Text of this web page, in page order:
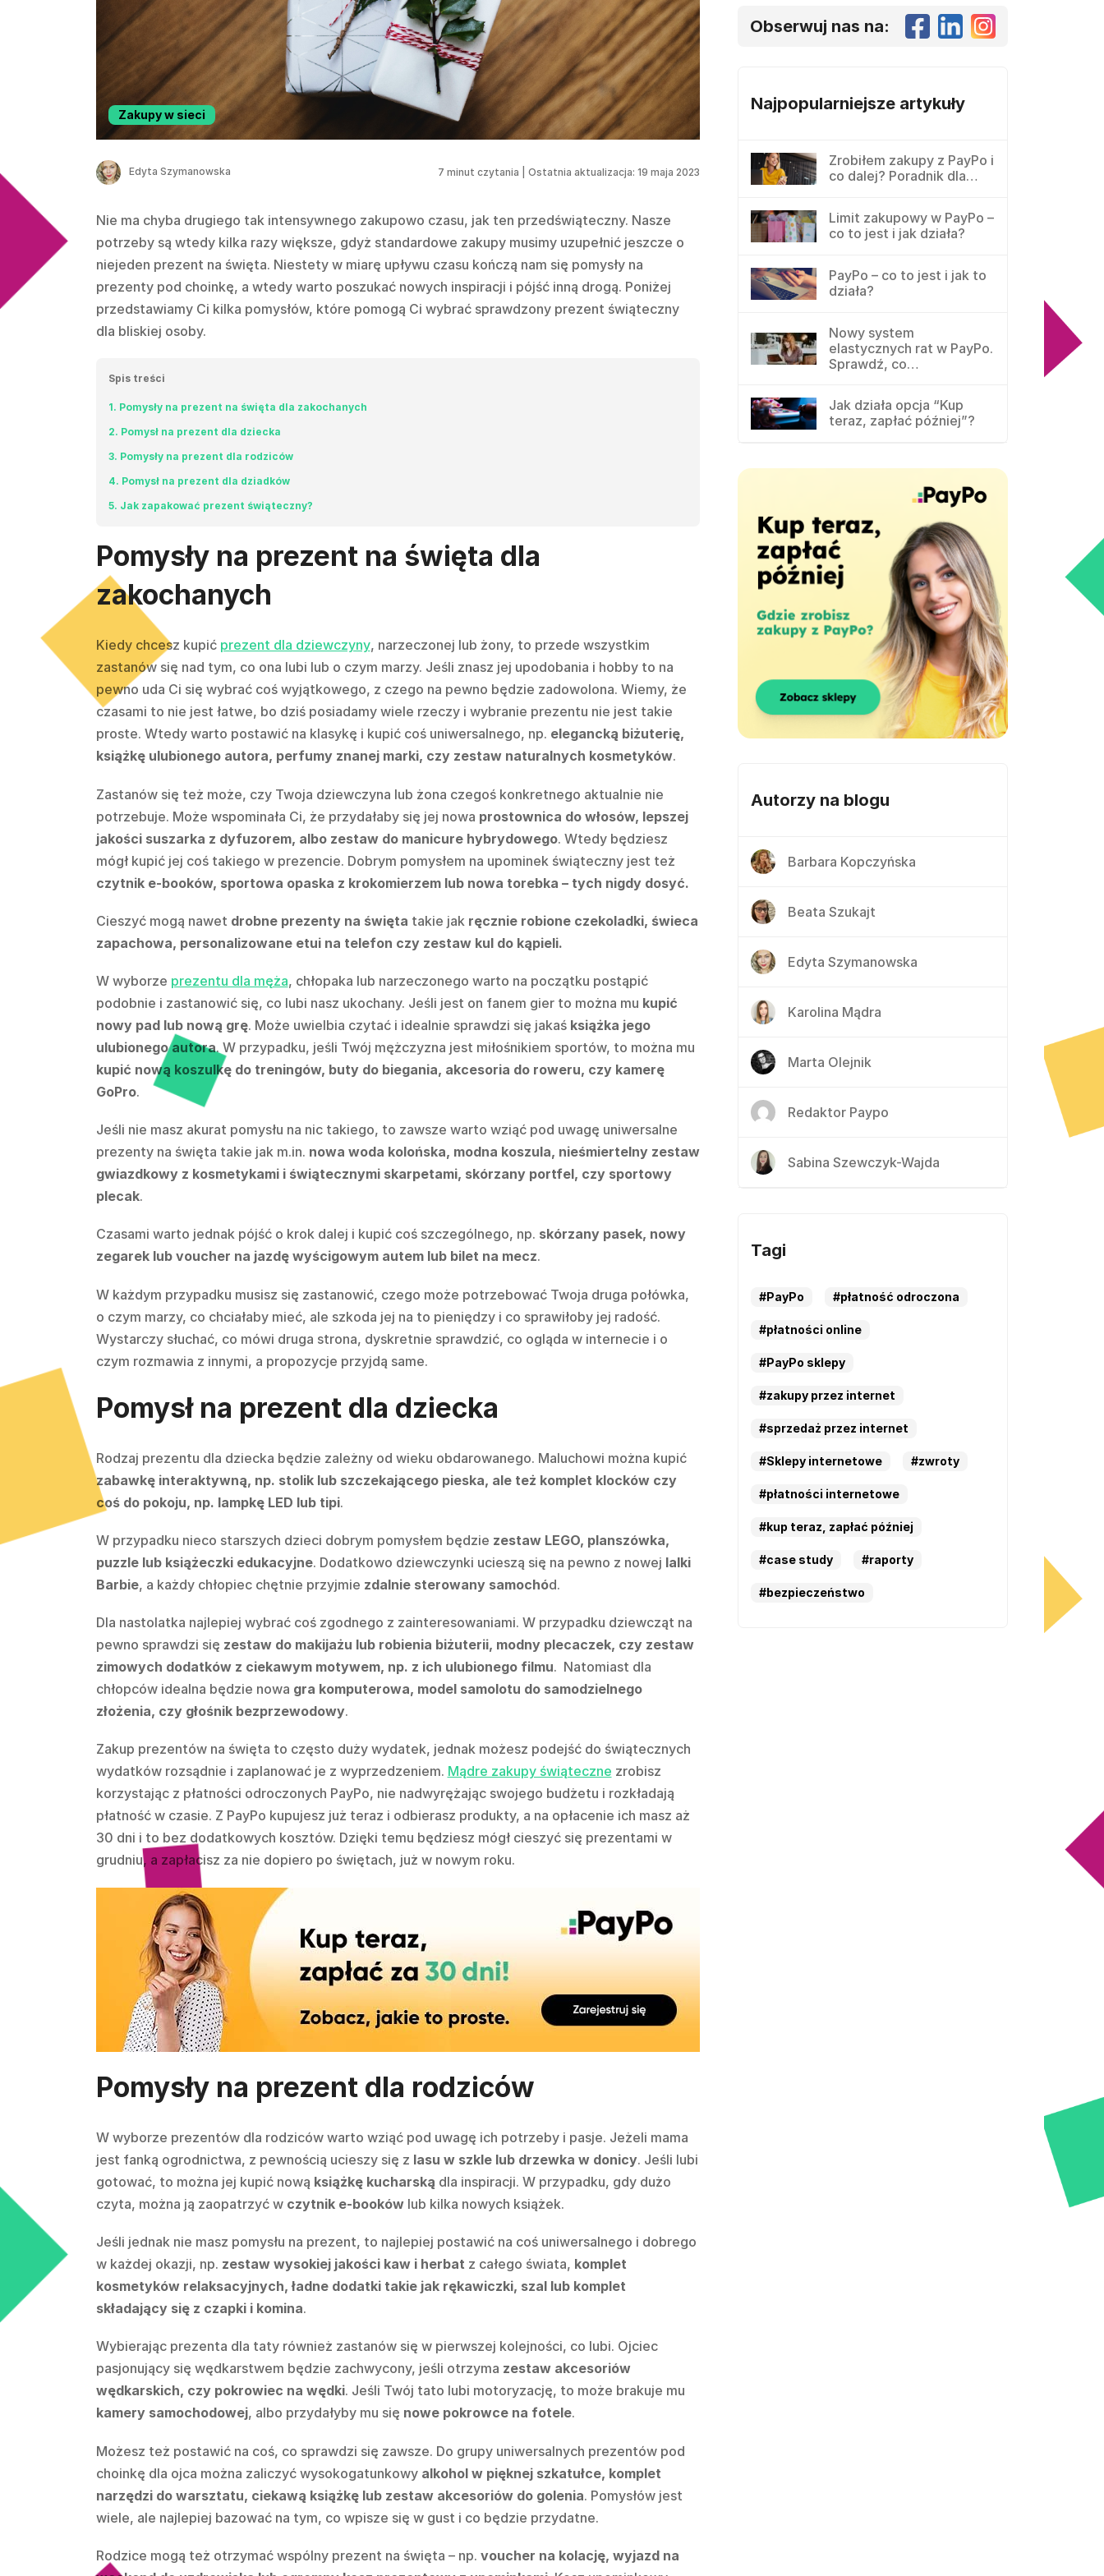
Zakupy w sieci
Edyta Szymanowska 7 minut czytania Ostatnia aktualizacja: 19 maja 2023
Nie ma chyba drugiego tak intensywnego zakupowo czasu, jak ten przedświąteczny. Nasze
potrzeby są wtedy kilka razy większe, gdyż standardowe zakupy musimy uzupełnić jeszcze o
niejeden prezent na święta. Niestety w miarę upływu czasu kończą nam się pomysły na
prezenty pod choinkę, a wtedy warto poszukać nowych inspiracji i pójść inną drogą. Poniżej
przedstawiamy Ci kilka pomysłów, które pomogą Ci wybrać sprawdzony prezent świąteczny
dla bliskiej osoby.
Spis treści
1 Pomysły na prezent na święta dla zakochanych
2 Pomysł na prezent dla dziecka
3 Pomysły na prezent dla rodziców
4 Pomysł na prezent dla dziadków
5 Jak zapakować prezent świąteczny?
Pomysły na prezent na święta dla
zakochanych
Kiedy chcesz kupić prezent dla dziewczyny, narzeczonej lub żony, to przede wszystkim
zastanów się nad tym, co ona lubi lub o czym marzy. Jeśli znasz jej upodobania i hobby to na
pewno uda Ci się wybrać coś wyjątkowego, z czego na pewno będzie zadowolona. Wiemy, że
czasami to nie jest łatwe, bo dziś posiadamy wiele rzeczy i wybranie prezentu nie jest takie
proste. Wtedy warto postawić na klasykę i kupić coś uniwersalnego, np. elegancką biżuterię,
książkę ulubionego autora, perfumy znanej marki, czy zestaw naturalnych kosmetyków.
Zastanów się też może, czy Twoja dziewczyna lub żona czegoś konkretnego aktualnie nie
potrzebuje. Może wspominała Ci, że przydałaby się jej nowa prostownica do włosów, lepszej
jakości suszarka z dyfuzorem, albo zestaw do manicure hybrydowego. Wtedy będziesz
mógł kupić jej coś takiego w prezencie. Dobrym pomysłem na upominek świąteczny jest też
czytnik e-booków, sportowa opaska z krokomierzem lub nowa torebka – tych nigdy dosyć.
Cieszyć mogą nawet drobne prezenty na święta takie jak ręcznie robione czekoladki, świeca
zapachowa, personalizowane etui na telefon czy zestaw kul do kąpieli.
W wyborze prezentu dla męża, chłopaka lub narzeczonego warto na początku postąpić
podobnie i zastanowić się, co lubi nasz ukochany. Jeśli jest on fanem gier to można mu kupić
nowy pad lub nową grę. Może uwielbia czytać i idealnie sprawdzi się jakaśksiążka jego
ulubionego autora. W przypadku, jeśli Twój mężczyzna jest miłośnikiem sportów, to można mu
kupić nową koszulkę do treningów, buty do biegania, akcesoria do roweru, czy kamerę
GoPro.
Jeśli nie masz akurat pomysłu na nic takiego, to zawsze warto wziąć pod uwagę uniwersalne
prezenty na święta takie jak m.in. nowa woda kolońska, modna koszula, nieśmiertelny zestaw
gwiazdkowy z kosmetykami i świątecznymi skarpetami, skórzany portfel, czy sportowy
plecak.
Czasami warto jednak pójść o krok dalej i kupić coś szczególnego, np. skórzany pasek, nowy
zegarek lub voucher na jazdę wyścigowym autem lub bilet na mecz.
W każdym przypadku musisz się zastanowić, czego może potrzebować Twoja druga połówka,
o czym marzy, co chciałaby mieć, ale szkoda jej na to pieniędzy i co sprawiłoby jej radość.
Wystarczy słuchać, co mówi druga strona, dyskretnie sprawdzić, co ogląda w internecie i o
czym rozmawia z innymi, a propozycje przyjdą same.
Pomysł na prezent dla dziecka
Rodzaj prezentu dla dziecka będzie zależny od wieku obdarowanego. Maluchowi można kupić
zabawkę interaktywną, np. stolik lub szczekającego pieska, ale też komplet klocków czy
coś do pokoju, np. lampkę LED lub tipi.
W przypadku nieco starszych dzieci dobrym pomysłem będzie zestaw LEGO, planszówka,
puzzle lub książeczki edukacyjne. Dodatkowo dziewczynki ucieszą się na pewno z nowej lalki
Barbie, a każdy chłopiec chętnie przyjmie zdalnie sterowany samochód.
Dla nastolatka najlepiej wybrać coś zgodnego z zainteresowaniami. W przypadku dziewcząt na
pewno sprawdzi się zestaw do makijażu lub robienia biżuterii, modny plecaczek, czy zestaw
zimowych dodatków z ciekawym motywem, np. z ich ulubionego filmu. Natomiast dla
chłopców idealna będzie nowa gra komputerowa, model samolotu do samodzielnego
złożenia, czy głośnik bezprzewodowy.
Zakup prezentów na święta to często duży wydatek, jednak możesz podejść do świątecznych
wydatków rozsądnie i zaplanować je z wyprzedzeniem. Mądre zakupy świąteczne zrobisz
korzystając z płatności odroczonych PayPo, nie nadwyrężając swojego budżetu i rozkładają
płatność w czasie. Z PayPo kupujesz już teraz i odbierasz produkty, a na opłacenie ich masz aż
30 dni i to bez dodatkowych kosztów. Dzięki temu będziesz mógł cieszyć się prezentami w
grudniu, a zapłacisz za nie dopiero po świętach, już w nowym roku.
Pomysły na prezent dla rodziców
W wyborze prezentów dla rodziców warto wziąć pod uwagę ich potrzeby i pasje. Jeżeli mama
jest fanką ogrodnictwa, z pewnością ucieszy się z lasu w szkle lub drzewka w donicy. Jeśli lubi
gotować, to można jej kupić nową książkę kucharską dla inspiracji. W przypadku, gdy dużo
czyta, można ją zaopatrzyć w czytnik e-bookówlub kilka nowych książek.
Jeśli jednak nie masz pomysłu na prezent, to najlepiej postawić na coś uniwersalnego i dobrego
w każdej okazji, np. zestaw wysokiej jakości kaw i herbat z całego świata, komplet
kosmetyków relaksacyjnych, ładne dodatki takie jak rękawiczki, szal lub komplet
składający się z czapki i komina.
Wybierając prezenta dla taty również zastanów się w pierwszej kolejności, co lubi. Ojciec
pasjonujący się wędkarstwem będzie zachwycony, jeśli otrzyma zestaw akcesoriów
wędkarskich, czy pokrowiec na wędki. Jeśli Twój tato lubi motoryzację, to może brakuje mu
kamery samochodowej, albo przydałyby mu się nowe pokrowce na fotele.
Możesz też postawić na coś, co sprawdzi się zawsze. Do grupy uniwersalnych prezentów pod
choinkę dla ojca można zaliczyć wysokogatunkowy alkohol w pięknej szkatułce, komplet
narzędzi do warsztatu, ciekawą książkę lub zestaw akcesoriów do golenia. Pomysłów jest
wiele, ale najlepiej bazować na tym, co wpisze się w gust i co będzie przydatne.
Rodzice mogą też otrzymać wspólny prezent na święta – np. voucher na kolację, wyjazd na
Obserwuj nas na:
Najpopularniejsze artykuły
Zrobiłem zakupy z PayPo i
co dalej? Poradnik dla…
Limit zakupowy w PayPo –
co to jest i jak działa?
PayPo – co to jest i jak to
działa?
Nowy system
elastycznych rat w PayPo.
Sprawdź, co…
Jak działa opcja “Kup
teraz, zapłać później”?
Autorzy na blogu
Barbara Kopczyńska
Beata Szukajt
Edyta Szymanowska
Karolina Mądra
Marta Olejnik
Redaktor Paypo
Sabina Szewczyk-Wajda
Tagi
#PayPo #płatność odroczona
#płatności online
#PayPo sklepy
#zakupy przez internet
#sprzedaż przez internet
#Sklepy internetowe #zwroty
#płatności internetowe
#kup teraz, zapłać później
#case study #raporty
#bezpieczeństwo